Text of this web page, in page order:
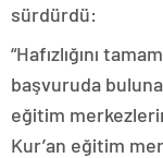
sürdürdü:
“Hafızlığını
başvuruda
eğitim
Kur’an eğitim